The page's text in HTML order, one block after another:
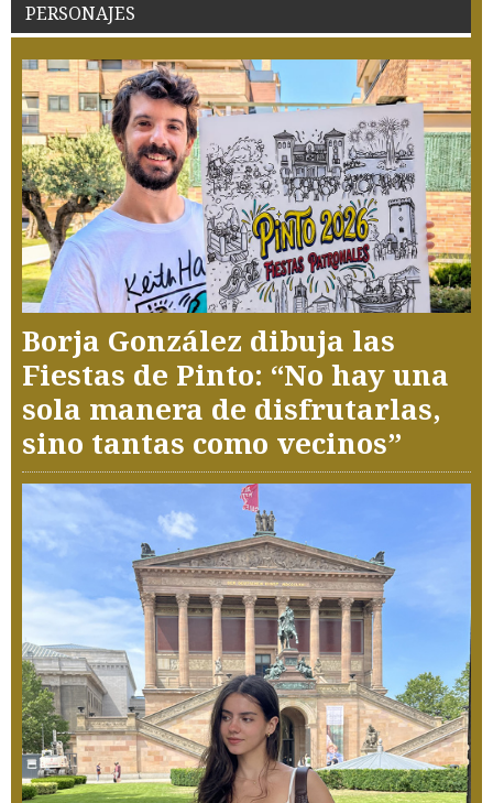
PERSONAJES
Borja González dibuja las
Fiestas de Pinto: “No hay una
sola manera de disfrutarlas,
sino tantas como vecinos”